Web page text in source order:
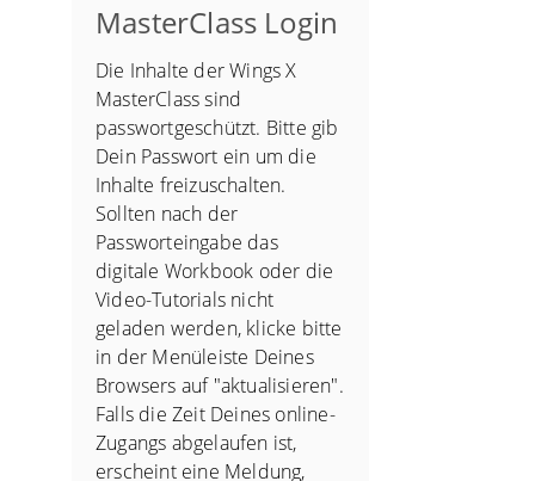
MasterClass Login
Die Inhalte der Wings X
MasterClass sind
passwortgeschützt. Bitte gib
Dein Passwort ein um die
Inhalte freizuschalten.
Sollten nach der
Passworteingabe das
digitale Workbook oder die
Video-Tutorials nicht
geladen werden, klicke bitte
in der Menüleiste Deines
Browsers auf "aktualisieren".
Falls die Zeit Deines online-
Zugangs abgelaufen ist,
erscheint eine Meldung,